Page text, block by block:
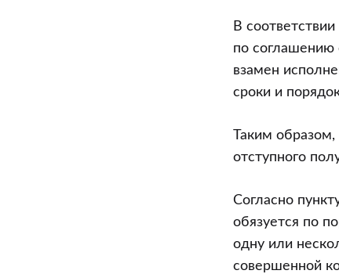
заключение
в
интересах
соглашения
об
(предмет
отступного
–
получение
В
по соглашению
взамен
сроки и
Таким образом,
отступного
Согласно
обязуется по
одну или
совершенной